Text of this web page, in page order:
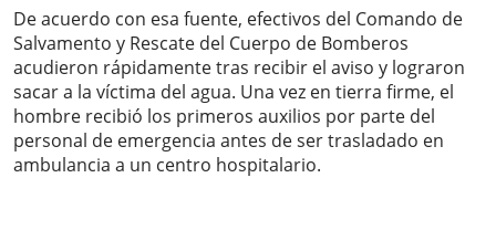
De acuerdo con esa fuente, efectivos del Comando de
Salvamento y Rescate del Cuerpo de Bomberos
acudieron rápidamente tras recibir el aviso y lograron
sacar a la víctima del agua. Una vez en tierra firme, el
hombre recibió los primeros auxilios por parte del
personal de emergencia antes de ser trasladado en
ambulancia a un centro hospitalario.